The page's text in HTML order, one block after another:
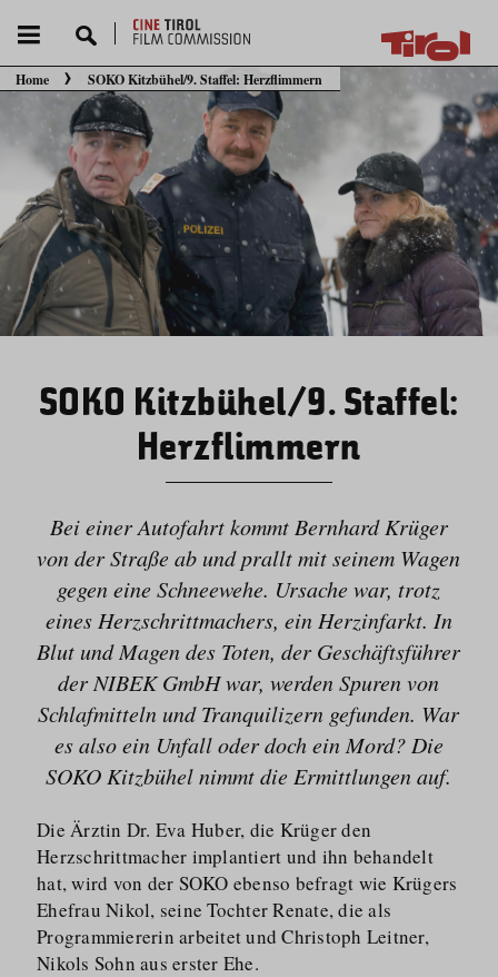
Sie befinden sich hier:
Home SOKO Kitzbühel/9. Staffel: Herzflimmern
SOKO Kitzbühel/9. Staffel:
Herzflimmern
Bei einer Autofahrt kommt Bernhard Krüger
von der Straße ab und prallt mit seinem Wagen
gegen eine Schneewehe. Ursache war, trotz
eines Herzschrittmachers, ein Herzinfarkt. In
Blut und Magen des Toten, der Geschäftsführer
der NIBEK GmbH war, werden Spuren von
Schlafmitteln und Tranquilizern gefunden. War
es also ein Unfall oder doch ein Mord? Die
SOKO Kitzbühel nimmt die Ermittlungen auf.
Die Ärztin Dr. Eva Huber, die Krüger den
Herzschrittmacher implantiert und ihn behandelt
hat, wird von der SOKO ebenso befragt wie Krügers
Ehefrau Nikol, seine Tochter Renate, die als
Programmiererin arbeitet und Christoph Leitner,
Nikols Sohn aus erster Ehe.